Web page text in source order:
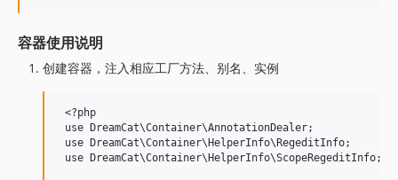
容器使用说明
创建容器，注入相应工厂方法、别名、实例
<?php
use DreamCat\Container\AnnotationDealer;
use DreamCat\Container\HelperInfo\RegeditInfo;
use DreamCat\Container\HelperInfo\ScopeRegeditInfo;